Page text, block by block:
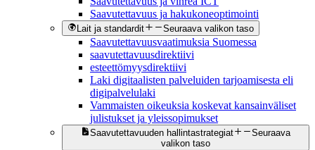
Saavutettavuus ja hakukoneoptimointi
Lait ja standardit Seuraava valikon taso
Saavutettavuusvaatimuksia Suomessa
saavutettavuusdirektiivi
esteettömyysdirektiivi
Laki digitaalisten palveluiden tarjoamisesta eli
digipalvelulaki
Vammaisten oikeuksia koskevat kansainväliset
julistukset ja yleissopimukset
Saavutettavuuden hallintastrategiat
Seuraava
valikon taso